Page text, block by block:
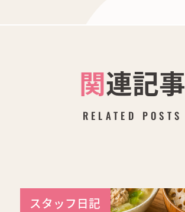
関連記事
RELATED POSTS
スタッフ日記